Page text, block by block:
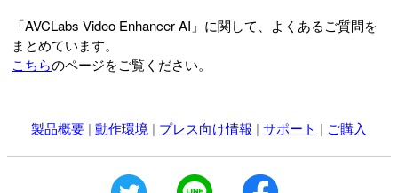
「AVCLabs Video Enhancer AI」に関して、よくあるご質問を
まとめています。
こちらのページをご覧ください。
製品概要 | 動作環境 | プレス向け情報 | サポート | ご購入